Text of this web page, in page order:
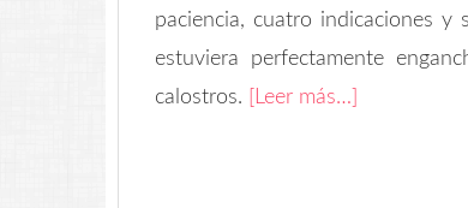
paciencia, cuatro indicaciones
estuviera perfectamente
calostros.
[Leer más…]